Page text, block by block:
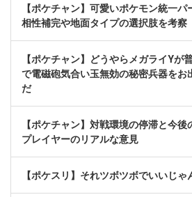
【ポケチャン】可愛いポケモン統一
相性補完や地面タイプの選択肢を考察
【ポケチャン】どうやらメガライYが
で電磁砲気合い玉無効の秘密兵器をお
だ
【ポケチャン】対戦環境の停滞と今
プレイヤーのリアルな意見
【ポケスリ】それツボツボでいいじゃ